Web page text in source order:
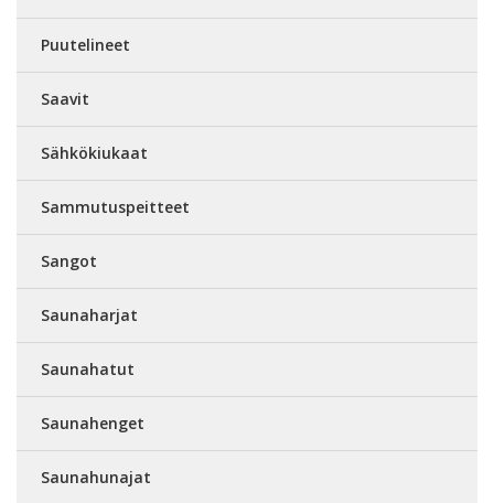
Puutelineet
Saavit
Sähkökiukaat
Sammutuspeitteet
Sangot
Saunaharjat
Saunahatut
Saunahenget
Saunahunajat